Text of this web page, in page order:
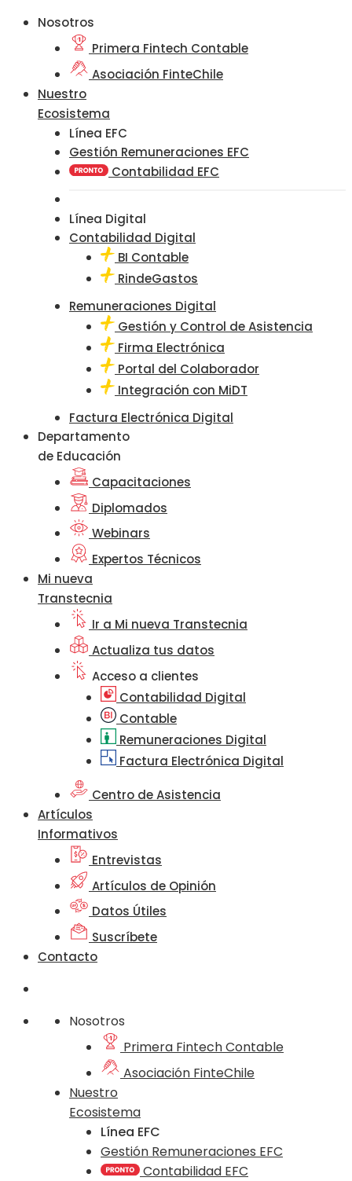
Nosotros
Primera Fintech Contable
Asociación FinteChile
Nuestro
Ecosistema
Línea EFC
Gestión Remuneraciones EFC
Contabilidad EFC
Línea Digital
Contabilidad Digital
BI Contable
RindeGastos
Remuneraciones Digital
Gestión y Control de Asistencia
Firma Electrónica
Portal del Colaborador
Integración con MiDT
Factura Electrónica Digital
Departamento
de Educación
Capacitaciones
Diplomados
Webinars
Expertos Técnicos
Mi nueva
Transtecnia
Ir a Mi nueva Transtecnia
Actualiza tus datos
Acceso a clientes
Contabilidad Digital
Contable
Remuneraciones Digital
Factura Electrónica Digital
Centro de Asistencia
Artículos
Informativos
Entrevistas
Artículos de Opinión
Datos Útiles
Suscríbete
Contacto
Nosotros
Primera Fintech Contable
Asociación FinteChile
Nuestro
Ecosistema
Línea EFC
Gestión Remuneraciones EFC
Contabilidad EFC